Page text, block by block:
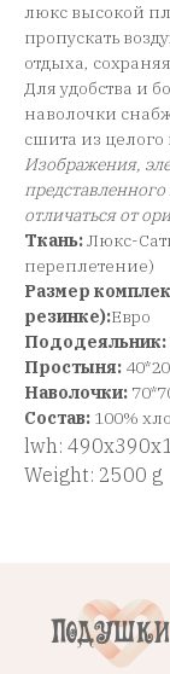
люкс высокой
пропускать
отдыха,
Для удобства и
наволочки
сшита из
Изображения,
представленного
отличаться от
Ткань:Люкс-
переплетение)
Размер
резинке):Евро
Пододеяльник:
Простыня:
Наволочки:
Состав: 100%
lwh:
Weight: 2500 g